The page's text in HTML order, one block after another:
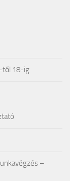
től 18-ig
–